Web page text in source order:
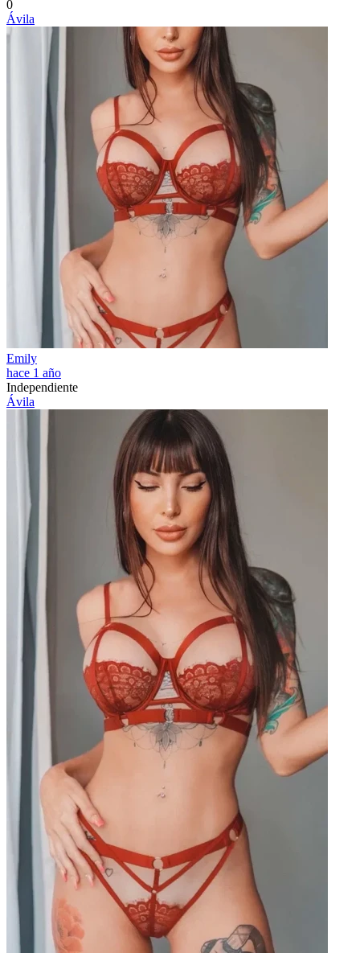
0
Ávila
Emily
hace 1 año
Independiente
Ávila